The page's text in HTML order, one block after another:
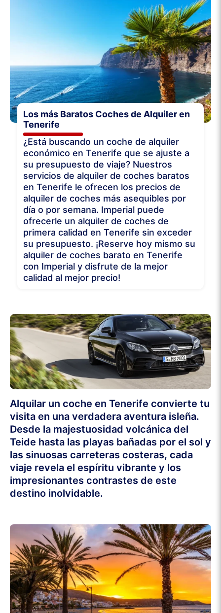
Los más Baratos Coches de Alquiler en
Tenerife
¿Está buscando un coche de alquiler
económico en Tenerife que se ajuste a
su presupuesto de viaje? Nuestros
servicios de alquiler de coches baratos
en Tenerife le ofrecen los precios de
alquiler de coches más asequibles por
día o por semana. Imperial puede
ofrecerle un alquiler de coches de
primera calidad en Tenerife sin exceder
su presupuesto. ¡Reserve hoy mismo su
alquiler de coches barato en Tenerife
con Imperial y disfrute de la mejor
calidad al mejor precio!
Alquilar un coche en Tenerife convierte tu
visita en una verdadera aventura isleña.
Desde la majestuosidad volcánica del
Teide hasta las playas bañadas por el sol y
las sinuosas carreteras costeras, cada
viaje revela el espíritu vibrante y los
impresionantes contrastes de este
destino inolvidable.